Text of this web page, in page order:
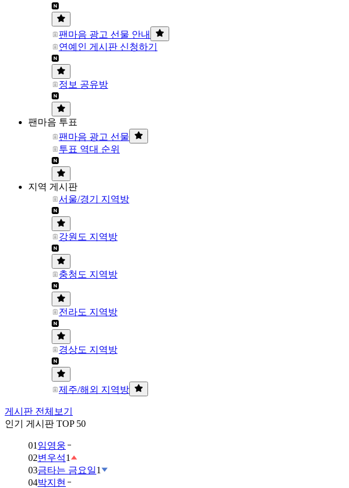
팬마음 광고 선물 안내
연예인 게시판 신청하기
정보 공유방
팬마음 투표
팬마음 광고 선물
투표 역대 순위
지역 게시판
서울/경기 지역방
강원도 지역방
충청도 지역방
전라도 지역방
경상도 지역방
제주/해외 지역방
게시판 전체보기
인기 게시판 TOP 50
01 임영웅
02변우석1
03금타는 금요일1
04박지현